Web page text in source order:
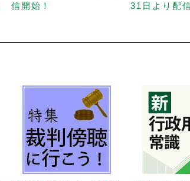
信開始！
31日より配